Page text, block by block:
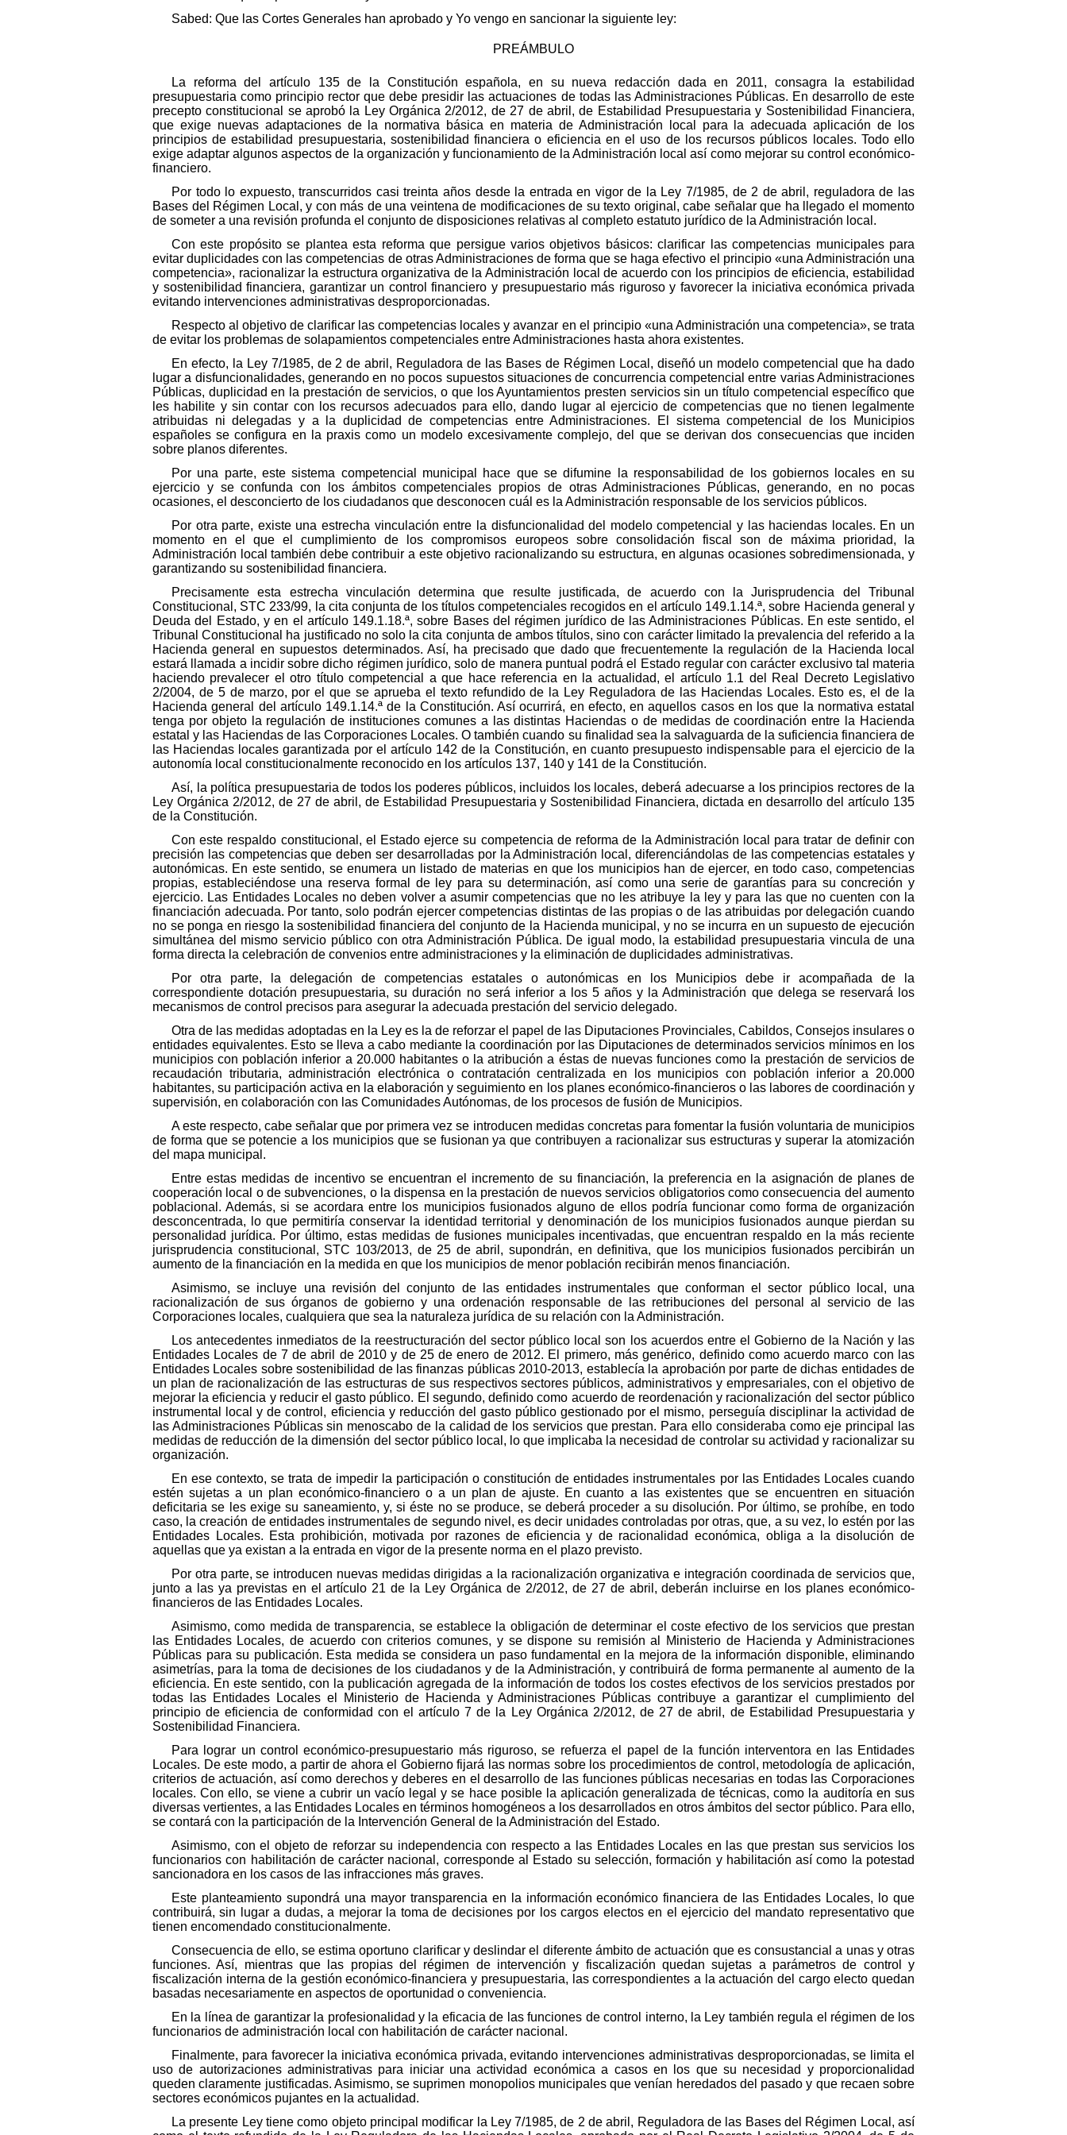
Sabed: Que las Cortes Generales han aprobado y Yo vengo en sancionar la siguiente ley:
PREÁMBULO
La reforma del artículo 135 de la Constitución española, en su nueva redacción dada en 2011, consagra la estabilidad
presupuestaria como principio rector que debe presidir las actuaciones de todas las Administraciones Públicas. En desarrollo de este
precepto constitucional se aprobó la Ley Orgánica 2/2012, de 27 de abril, de Estabilidad Presupuestaria y Sostenibilidad Financiera,
que exige nuevas adaptaciones de la normativa básica en materia de Administración local para la adecuada aplicación de los
principios de estabilidad presupuestaria, sostenibilidad financiera o eficiencia en el uso de los recursos públicos locales. Todo ello
exige adaptar algunos aspectos de la organización y funcionamiento de la Administración local así como mejorar su control económico-
financiero.
Por todo lo expuesto, transcurridos casi treinta años desde la entrada en vigor de la Ley 7/1985, de 2 de abril, reguladora de las
Bases del Régimen Local, y con más de una veintena de modificaciones de su texto original, cabe señalar que ha llegado el momento
de someter a una revisión profunda el conjunto de disposiciones relativas al completo estatuto jurídico de la Administración local.
Con este propósito se plantea esta reforma que persigue varios objetivos básicos: clarificar las competencias municipales para
evitar duplicidades con las competencias de otras Administraciones de forma que se haga efectivo el principio «una Administración una
competencia», racionalizar la estructura organizativa de la Administración local de acuerdo con los principios de eficiencia, estabilidad
y sostenibilidad financiera, garantizar un control financiero y presupuestario más riguroso y favorecer la iniciativa económica privada
evitando intervenciones administrativas desproporcionadas.
Respecto al objetivo de clarificar las competencias locales y avanzar en el principio «una Administración una competencia», se trata
de evitar los problemas de solapamientos competenciales entre Administraciones hasta ahora existentes.
En efecto, la Ley 7/1985, de 2 de abril, Reguladora de las Bases de Régimen Local, diseñó un modelo competencial que ha dado
lugar a disfuncionalidades, generando en no pocos supuestos situaciones de concurrencia competencial entre varias Administraciones
Públicas, duplicidad en la prestación de servicios, o que los Ayuntamientos presten servicios sin un título competencial específico que
les habilite y sin contar con los recursos adecuados para ello, dando lugar al ejercicio de competencias que no tienen legalmente
atribuidas ni delegadas y a la duplicidad de competencias entre Administraciones. El sistema competencial de los Municipios
españoles se configura en la praxis como un modelo excesivamente complejo, del que se derivan dos consecuencias que inciden
sobre planos diferentes.
Por una parte, este sistema competencial municipal hace que se difumine la responsabilidad de los gobiernos locales en su
ejercicio y se confunda con los ámbitos competenciales propios de otras Administraciones Públicas, generando, en no pocas
ocasiones, el desconcierto de los ciudadanos que desconocen cuál es la Administración responsable de los servicios públicos.
Por otra parte, existe una estrecha vinculación entre la disfuncionalidad del modelo competencial y las haciendas locales. En un
momento en el que el cumplimiento de los compromisos europeos sobre consolidación fiscal son de máxima prioridad, la
Administración local también debe contribuir a este objetivo racionalizando su estructura, en algunas ocasiones sobredimensionada, y
garantizando su sostenibilidad financiera.
Precisamente esta estrecha vinculación determina que resulte justificada, de acuerdo con la Jurisprudencia del Tribunal
Constitucional, STC 233/99, la cita conjunta de los títulos competenciales recogidos en el artículo 149.1.14.ª, sobre Hacienda general y
Deuda del Estado, y en el artículo 149.1.18.ª, sobre Bases del régimen jurídico de las Administraciones Públicas. En este sentido, el
Tribunal Constitucional ha justificado no solo la cita conjunta de ambos títulos, sino con carácter limitado la prevalencia del referido a la
Hacienda general en supuestos determinados. Así, ha precisado que dado que frecuentemente la regulación de la Hacienda local
estará llamada a incidir sobre dicho régimen jurídico, solo de manera puntual podrá el Estado regular con carácter exclusivo tal materia
haciendo prevalecer el otro título competencial a que hace referencia en la actualidad, el artículo 1.1 del Real Decreto Legislativo
2/2004, de 5 de marzo, por el que se aprueba el texto refundido de la Ley Reguladora de las Haciendas Locales. Esto es, el de la
Hacienda general del artículo 149.1.14.ª de la Constitución. Así ocurrirá, en efecto, en aquellos casos en los que la normativa estatal
tenga por objeto la regulación de instituciones comunes a las distintas Haciendas o de medidas de coordinación entre la Hacienda
estatal y las Haciendas de las Corporaciones Locales. O también cuando su finalidad sea la salvaguarda de la suficiencia financiera de
las Haciendas locales garantizada por el artículo 142 de la Constitución, en cuanto presupuesto indispensable para el ejercicio de la
autonomía local constitucionalmente reconocido en los artículos 137, 140 y 141 de la Constitución.
Así, la política presupuestaria de todos los poderes públicos, incluidos los locales, deberá adecuarse a los principios rectores de la
Ley Orgánica 2/2012, de 27 de abril, de Estabilidad Presupuestaria y Sostenibilidad Financiera, dictada en desarrollo del artículo 135
de la Constitución.
Con este respaldo constitucional, el Estado ejerce su competencia de reforma de la Administración local para tratar de definir con
precisión las competencias que deben ser desarrolladas por la Administración local, diferenciándolas de las competencias estatales y
autonómicas. En este sentido, se enumera un listado de materias en que los municipios han de ejercer, en todo caso, competencias
propias, estableciéndose una reserva formal de ley para su determinación, así como una serie de garantías para su concreción y
ejercicio. Las Entidades Locales no deben volver a asumir competencias que no les atribuye la ley y para las que no cuenten con la
financiación adecuada. Por tanto, solo podrán ejercer competencias distintas de las propias o de las atribuidas por delegación cuando
no se ponga en riesgo la sostenibilidad financiera del conjunto de la Hacienda municipal, y no se incurra en un supuesto de ejecución
simultánea del mismo servicio público con otra Administración Pública. De igual modo, la estabilidad presupuestaria vincula de una
forma directa la celebración de convenios entre administraciones y la eliminación de duplicidades administrativas.
Por otra parte, la delegación de competencias estatales o autonómicas en los Municipios debe ir acompañada de la
correspondiente dotación presupuestaria, su duración no será inferior a los 5 años y la Administración que delega se reservará los
mecanismos de control precisos para asegurar la adecuada prestación del servicio delegado.
Otra de las medidas adoptadas en la Ley es la de reforzar el papel de las Diputaciones Provinciales, Cabildos, Consejos insulares o
entidades equivalentes. Esto se lleva a cabo mediante la coordinación por las Diputaciones de determinados servicios mínimos en los
municipios con población inferior a 20.000 habitantes o la atribución a éstas de nuevas funciones como la prestación de servicios de
recaudación tributaria, administración electrónica o contratación centralizada en los municipios con población inferior a 20.000
habitantes, su participación activa en la elaboración y seguimiento en los planes económico-financieros o las labores de coordinación y
supervisión, en colaboración con las Comunidades Autónomas, de los procesos de fusión de Municipios.
A este respecto, cabe señalar que por primera vez se introducen medidas concretas para fomentar la fusión voluntaria de municipios
de forma que se potencie a los municipios que se fusionan ya que contribuyen a racionalizar sus estructuras y superar la atomización
del mapa municipal.
Entre estas medidas de incentivo se encuentran el incremento de su financiación, la preferencia en la asignación de planes de
cooperación local o de subvenciones, o la dispensa en la prestación de nuevos servicios obligatorios como consecuencia del aumento
poblacional. Además, si se acordara entre los municipios fusionados alguno de ellos podría funcionar como forma de organización
desconcentrada, lo que permitiría conservar la identidad territorial y denominación de los municipios fusionados aunque pierdan su
personalidad jurídica. Por último, estas medidas de fusiones municipales incentivadas, que encuentran respaldo en la más reciente
jurisprudencia constitucional, STC 103/2013, de 25 de abril, supondrán, en definitiva, que los municipios fusionados percibirán un
aumento de la financiación en la medida en que los municipios de menor población recibirán menos financiación.
Asimismo, se incluye una revisión del conjunto de las entidades instrumentales que conforman el sector público local, una
racionalización de sus órganos de gobierno y una ordenación responsable de las retribuciones del personal al servicio de las
Corporaciones locales, cualquiera que sea la naturaleza jurídica de su relación con la Administración.
Los antecedentes inmediatos de la reestructuración del sector público local son los acuerdos entre el Gobierno de la Nación y las
Entidades Locales de 7 de abril de 2010 y de 25 de enero de 2012. El primero, más genérico, definido como acuerdo marco con las
Entidades Locales sobre sostenibilidad de las finanzas públicas 2010-2013, establecía la aprobación por parte de dichas entidades de
un plan de racionalización de las estructuras de sus respectivos sectores públicos, administrativos y empresariales, con el objetivo de
mejorar la eficiencia y reducir el gasto público. El segundo, definido como acuerdo de reordenación y racionalización del sector público
instrumental local y de control, eficiencia y reducción del gasto público gestionado por el mismo, perseguía disciplinar la actividad de
las Administraciones Públicas sin menoscabo de la calidad de los servicios que prestan. Para ello consideraba como eje principal las
medidas de reducción de la dimensión del sector público local, lo que implicaba la necesidad de controlar su actividad y racionalizar su
organización.
En ese contexto, se trata de impedir la participación o constitución de entidades instrumentales por las Entidades Locales cuando
estén sujetas a un plan económico-financiero o a un plan de ajuste. En cuanto a las existentes que se encuentren en situación
deficitaria se les exige su saneamiento, y, si éste no se produce, se deberá proceder a su disolución. Por último, se prohíbe, en todo
caso, la creación de entidades instrumentales de segundo nivel, es decir unidades controladas por otras, que, a su vez, lo estén por las
Entidades Locales. Esta prohibición, motivada por razones de eficiencia y de racionalidad económica, obliga a la disolución de
aquellas que ya existan a la entrada en vigor de la presente norma en el plazo previsto.
Por otra parte, se introducen nuevas medidas dirigidas a la racionalización organizativa e integración coordinada de servicios que,
junto a las ya previstas en el artículo 21 de la Ley Orgánica de 2/2012, de 27 de abril, deberán incluirse en los planes económico-
financieros de las Entidades Locales.
Asimismo, como medida de transparencia, se establece la obligación de determinar el coste efectivo de los servicios que prestan
las Entidades Locales, de acuerdo con criterios comunes, y se dispone su remisión al Ministerio de Hacienda y Administraciones
Públicas para su publicación. Esta medida se considera un paso fundamental en la mejora de la información disponible, eliminando
asimetrías, para la toma de decisiones de los ciudadanos y de la Administración, y contribuirá de forma permanente al aumento de la
eficiencia. En este sentido, con la publicación agregada de la información de todos los costes efectivos de los servicios prestados por
todas las Entidades Locales el Ministerio de Hacienda y Administraciones Públicas contribuye a garantizar el cumplimiento del
principio de eficiencia de conformidad con el artículo 7 de la Ley Orgánica 2/2012, de 27 de abril, de Estabilidad Presupuestaria y
Sostenibilidad Financiera.
Para lograr un control económico-presupuestario más riguroso, se refuerza el papel de la función interventora en las Entidades
Locales. De este modo, a partir de ahora el Gobierno fijará las normas sobre los procedimientos de control, metodología de aplicación,
criterios de actuación, así como derechos y deberes en el desarrollo de las funciones públicas necesarias en todas las Corporaciones
locales. Con ello, se viene a cubrir un vacío legal y se hace posible la aplicación generalizada de técnicas, como la auditoría en sus
diversas vertientes, a las Entidades Locales en términos homogéneos a los desarrollados en otros ámbitos del sector público. Para ello,
se contará con la participación de la Intervención General de la Administración del Estado.
Asimismo, con el objeto de reforzar su independencia con respecto a las Entidades Locales en las que prestan sus servicios los
funcionarios con habilitación de carácter nacional, corresponde al Estado su selección, formación y habilitación así como la potestad
sancionadora en los casos de las infracciones más graves.
Este planteamiento supondrá una mayor transparencia en la información económico financiera de las Entidades Locales, lo que
contribuirá, sin lugar a dudas, a mejorar la toma de decisiones por los cargos electos en el ejercicio del mandato representativo que
tienen encomendado constitucionalmente.
Consecuencia de ello, se estima oportuno clarificar y deslindar el diferente ámbito de actuación que es consustancial a unas y otras
funciones. Así, mientras que las propias del régimen de intervención y fiscalización quedan sujetas a parámetros de control y
fiscalización interna de la gestión económico-financiera y presupuestaria, las correspondientes a la actuación del cargo electo quedan
basadas necesariamente en aspectos de oportunidad o conveniencia.
En la línea de garantizar la profesionalidad y la eficacia de las funciones de control interno, la Ley también regula el régimen de los
funcionarios de administración local con habilitación de carácter nacional.
Finalmente, para favorecer la iniciativa económica privada, evitando intervenciones administrativas desproporcionadas, se limita el
uso de autorizaciones administrativas para iniciar una actividad económica a casos en los que su necesidad y proporcionalidad
queden claramente justificadas. Asimismo, se suprimen monopolios municipales que venían heredados del pasado y que recaen sobre
sectores económicos pujantes en la actualidad.
La presente Ley tiene como objeto principal modificar la Ley 7/1985, de 2 de abril, Reguladora de las Bases del Régimen Local, así